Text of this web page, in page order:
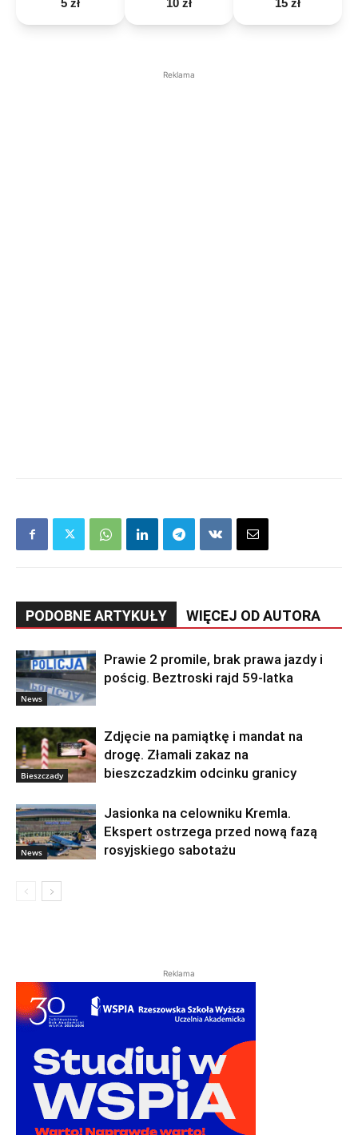
5 zł 10 zł 15 zł
Reklama
PODOBNE ARTYKUŁY WIĘCEJ OD AUTORA
News
Prawie 2 promile, brak prawa jazdy i
pościg. Beztroski rajd 59-latka
Bieszczady
Zdjęcie na pamiątkę i mandat na
drogę. Złamali zakaz na
bieszczadzkim odcinku granicy
News
Jasionka na celowniku Kremla.
Ekspert ostrzega przed nową fazą
rosyjskiego sabotażu
Reklama